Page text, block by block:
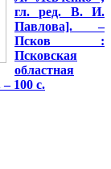
гл. ред. В. И.
Павлова]. –
Псков :
Псковская
областная
100 с.